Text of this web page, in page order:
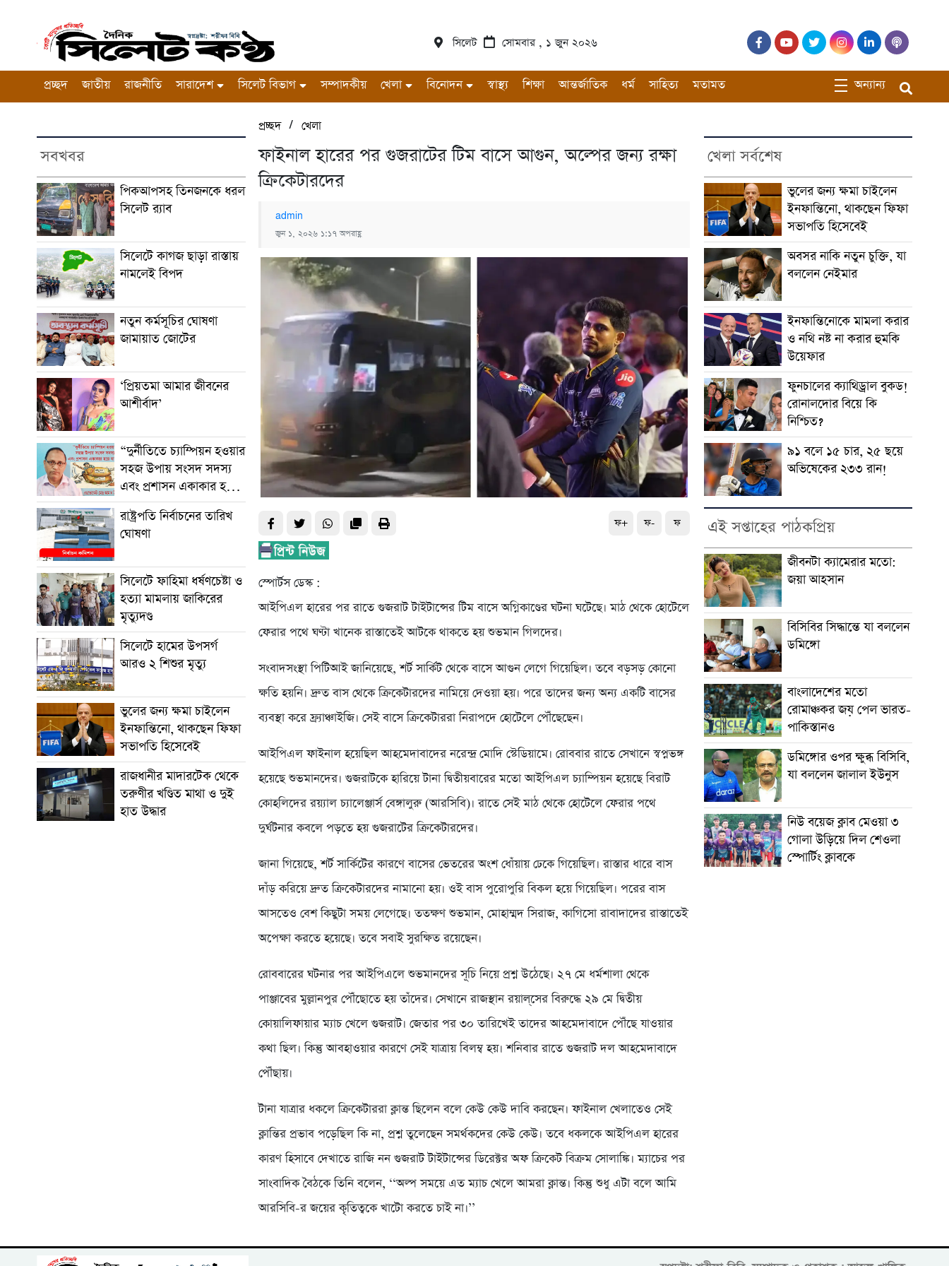
সিলেট সোমবার , ১ জুন ২০২৬
প্রচ্ছদ জাতীয় রাজনীতি সারাদেশ সিলেট বিভাগ সম্পাদকীয় খেলা বিনোদন স্বাস্থ্য শিক্ষা আন্তর্জাতিক ধর্ম সাহিত্য মতামত অন্যান্য
সবখবর
পিকআপসহ তিনজনকে ধরল
সিলেট র‌্যাব
সিলেটে কাগজ ছাড়া রাস্তায়
নামলেই বিপদ
নতুন কর্মসূচির ঘোষণা
জামায়াত জোটের
‘প্রিয়তমা আমার জীবনের
আশীর্বাদ’
“দুর্নীতিতে চ্যাম্পিয়ন হওয়ার
সহজ উপায় সংসদ সদস্য
এবং প্রশাসন একাকার হয়ে
যাওয়া”
রাষ্ট্রপতি নির্বাচনের তারিখ
ঘোষণা
সিলেটে ফাহিমা ধর্ষণচেষ্টা ও
হত্যা মামলায় জাকিরের
মৃত্যুদণ্ড
সিলেটে হামের উপসর্গ
আরও ২ শিশুর মৃত্যু
ভুলের জন্য ক্ষমা চাইলেন
ইনফান্তিনো, থাকছেন ফিফা
সভাপতি হিসেবেই
রাজধানীর মাদারটেক থেকে
তরুণীর খণ্ডিত মাথা ও দুই
হাত উদ্ধার
প্রচ্ছদ/খেলা
ফাইনাল হারের পর গুজরাটের টিম বাসে আগুন, অল্পের জন্য রক্ষা
ক্রিকেটারদের
admin
জুন ১, ২০২৬ ১:১৭ অপরাহ্ণ
ফ+ ফ- ফ
স্পোর্টস ডেস্ক :
আইপিএল হারের পর রাতে গুজরাট টাইটান্সের টিম বাসে অগ্নিকাণ্ডের ঘটনা ঘটেছে। মাঠ থেকে হোটেলে
ফেরার পথে ঘণ্টা খানেক রাস্তাতেই আটকে থাকতে হয় শুভমান গিলদের।
সংবাদসংস্থা পিটিআই জানিয়েছে, শর্ট সার্কিট থেকে বাসে আগুন লেগে গিয়েছিল। তবে বড়সড় কোনো
ক্ষতি হয়নি। দ্রুত বাস থেকে ক্রিকেটারদের নামিয়ে দেওয়া হয়। পরে তাদের জন্য অন্য একটি বাসের
ব্যবস্থা করে ফ্র্যাঞ্চাইজি। সেই বাসে ক্রিকেটাররা নিরাপদে হোটেলে পৌঁছেছেন।
আইপিএল ফাইনাল হয়েছিল আহমেদাবাদের নরেন্দ্র মোদি স্টেডিয়ামে। রোববার রাতে সেখানে স্বপ্নভঙ্গ
হয়েছে শুভমানদের। গুজরাটকে হারিয়ে টানা দ্বিতীয়বারের মতো আইপিএল চ্যাম্পিয়ন হয়েছে বিরাট
কোহলিদের রয়্যাল চ্যালেঞ্জার্স বেঙ্গালুরু (আরসিবি)। রাতে সেই মাঠ থেকে হোটেলে ফেরার পথে
দুর্ঘটনার কবলে পড়তে হয় গুজরাটের ক্রিকেটারদের।
জানা গিয়েছে, শর্ট সার্কিটের কারণে বাসের ভেতরের অংশ ধোঁয়ায় ঢেকে গিয়েছিল। রাস্তার ধারে বাস
দাঁড় করিয়ে দ্রুত ক্রিকেটারদের নামানো হয়। ওই বাস পুরোপুরি বিকল হয়ে গিয়েছিল। পরের বাস
আসতেও বেশ কিছুটা সময় লেগেছে। ততক্ষণ শুভমান, মোহাম্মদ সিরাজ, কাগিসো রাবাদাদের রাস্তাতেই
অপেক্ষা করতে হয়েছে। তবে সবাই সুরক্ষিত রয়েছেন।
রোববারের ঘটনার পর আইপিএলে শুভমানদের সূচি নিয়ে প্রশ্ন উঠেছে। ২৭ মে ধর্মশালা থেকে
পাঞ্জাবের মুল্লানপুর পৌঁছোতে হয় তাঁদের। সেখানে রাজস্থান রয়াল্‌সের বিরুদ্ধে ২৯ মে দ্বিতীয়
কোয়ালিফায়ার ম্যাচ খেলে গুজরাট। জেতার পর ৩০ তারিখেই তাদের আহমেদাবাদে পৌঁছে যাওয়ার
কথা ছিল। কিন্তু আবহাওয়ার কারণে সেই যাত্রায় বিলম্ব হয়। শনিবার রাতে গুজরাট দল আহমেদাবাদে
পৌঁছায়।
টানা যাত্রার ধকলে ক্রিকেটাররা ক্লান্ত ছিলেন বলে কেউ কেউ দাবি করছেন। ফাইনাল খেলাতেও সেই
ক্লান্তির প্রভাব পড়েছিল কি না, প্রশ্ন তুলেছেন সমর্থকদের কেউ কেউ। তবে ধকলকে আইপিএল হারের
কারণ হিসাবে দেখাতে রাজি নন গুজরাট টাইটান্সের ডিরেক্টর অফ ক্রিকেট বিক্রম সোলাঙ্কি। ম্যাচের পর
সাংবাদিক বৈঠকে তিনি বলেন, ‘‘অল্প সময়ে এত ম্যাচ খেলে আমরা ক্লান্ত। কিন্তু শুধু এটা বলে আমি
আরসিবি-র জয়ের কৃতিত্বকে খাটো করতে চাই না।’’
খেলা সর্বশেষ
ভুলের জন্য ক্ষমা চাইলেন
ইনফান্তিনো, থাকছেন ফিফা
সভাপতি হিসেবেই
অবসর নাকি নতুন চুক্তি, যা
বললেন নেইমার
ইনফান্তিনোকে মামলা করার
ও নথি নষ্ট না করার হুমকি
উয়েফার
ফুনচালের ক্যাথিড্রাল বুকড!
রোনালদোর বিয়ে কি
নিশ্চিত?
৯১ বলে ১৫ চার, ২৫ ছয়ে
অভিষেকের ২৩৩ রান!
এই সপ্তাহের পাঠকপ্রিয়
জীবনটা ক্যামেরার মতো:
জয়া আহসান
বিসিবির সিদ্ধান্তে যা বললেন
ডমিঙ্গো
বাংলাদেশের মতো
রোমাঞ্চকর জয় পেল ভারত-
পাকিস্তানও
ডমিঙ্গোর ওপর ক্ষুব্ধ বিসিবি,
যা বললেন জালাল ইউনুস
নিউ বয়েজ ক্লাব মেওয়া ৩
গোলা উড়িয়ে দিল শেওলা
স্পোর্টিং ক্লাবকে